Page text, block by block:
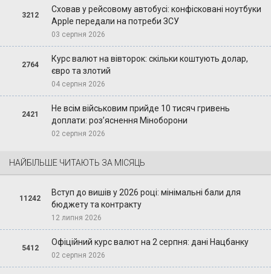
3212
Сховав у рейсовому автобусі: конфісковані ноутбуки
Apple передали на потреби ЗСУ
03 серпня 2026
2764
Курс валют на вівторок: скільки коштують долар,
євро та злотий
04 серпня 2026
2421
Не всім військовим прийде 10 тисяч гривень
доплати: роз’яснення Міноборони
02 серпня 2026
НАЙБІЛЬШЕ ЧИТАЮТЬ ЗА МІСЯЦЬ
11242
Вступ до вишів у 2026 році: мінімальні бали для
бюджету та контракту
12 липня 2026
5412
Офіційний курс валют на 2 серпня: дані Нацбанку
02 серпня 2026